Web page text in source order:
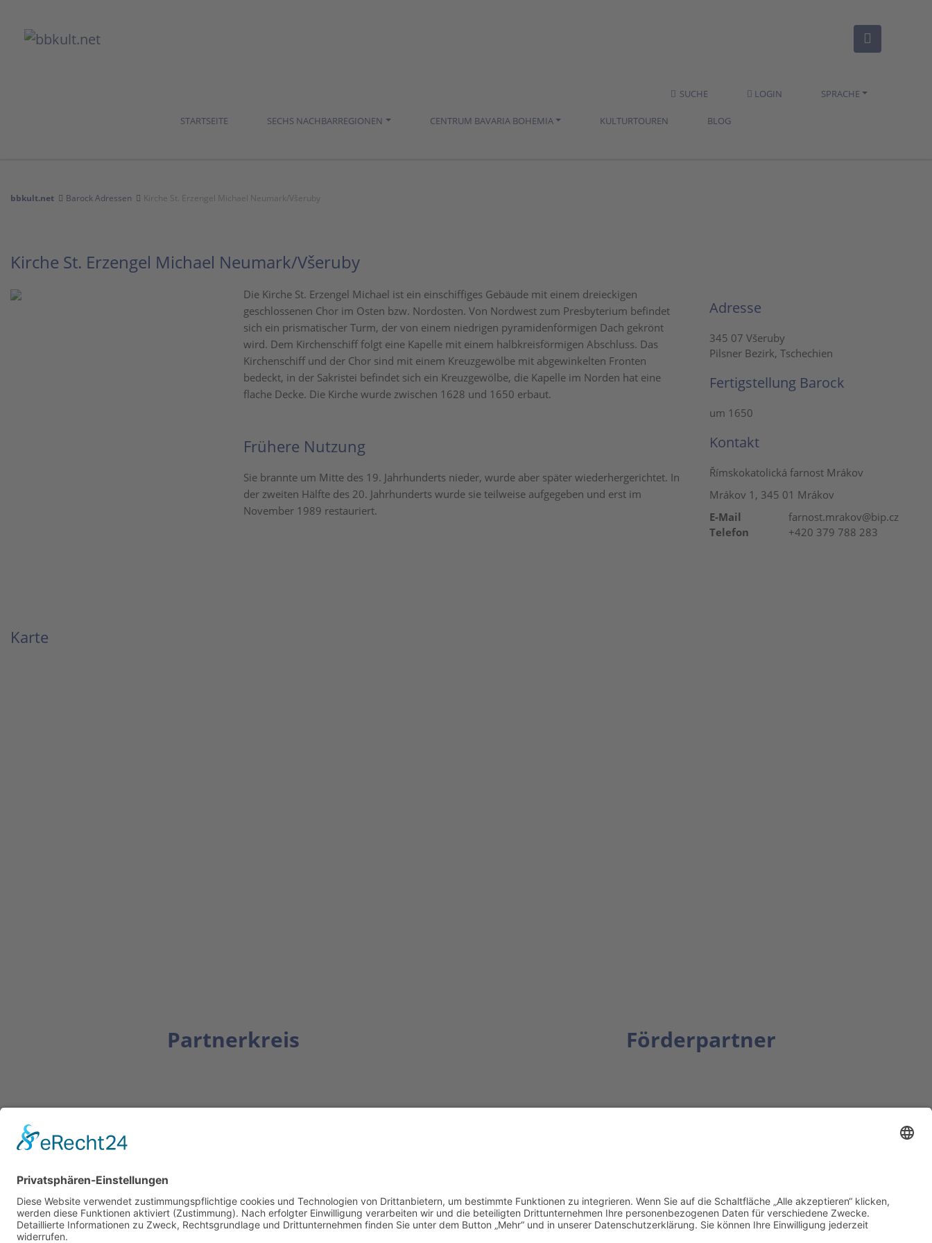
SUCHE LOGIN SPRACHE
STARTSEITE SECHS NACHBARREGIONEN CENTRUM BAVARIA BOHEMIA KULTURTOUREN BLOG
bbkult.net Barock Adressen Kirche St. Erzengel Michael Neumark/Všeruby
Kirche St. Erzengel Michael Neumark/Všeruby
Die Kirche St. Erzengel Michael ist ein einschiffiges Gebäude mit einem dreieckigen
geschlossenen Chor im Osten bzw. Nordosten. Von Nordwest zum Presbyterium befindet
sich ein prismatischer Turm, der von einem niedrigen pyramidenförmigen Dach gekrönt
wird. Dem Kirchenschiff folgt eine Kapelle mit einem halbkreisförmigen Abschluss. Das
Kirchenschiff und der Chor sind mit einem Kreuzgewölbe mit abgewinkelten Fronten
bedeckt, in der Sakristei befindet sich ein Kreuzgewölbe, die Kapelle im Norden hat eine
flache Decke. Die Kirche wurde zwischen 1628 und 1650 erbaut.
Frühere Nutzung
Sie brannte um Mitte des 19. Jahrhunderts nieder, wurde aber später wiederhergerichtet. In
der zweiten Hälfte des 20. Jahrhunderts wurde sie teilweise aufgegeben und erst im
November 1989 restauriert.
Adresse
345 07 Všeruby
Pilsner Bezirk, Tschechien
Fertigstellung Barock
um 1650
Kontakt
Římskokatolická farnost Mrákov
Mrákov 1, 345 01 Mrákov
E-Mail
farnost.mrakov@bip.cz
Telefon
+420 379 788 283
Karte
Partnerkreis Förderpartner
Newsletter
ZUR ANMELDUNG
Dr. Veronika Hofinger
Freyung 1, 92539 Schönsee
Tel.:+49 (0)9674 / 92 48 78